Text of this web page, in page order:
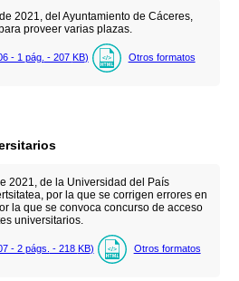
2021, del Ayuntamiento de Cáceres,
proveer varias plazas.
- 1 pág. - 207 KB) Otros formatos
2021, de la Universidad del País
por la que se corrigen errores en
la que se convoca concurso de acceso
universitarios.
- 2 págs. - 218 KB) Otros formatos